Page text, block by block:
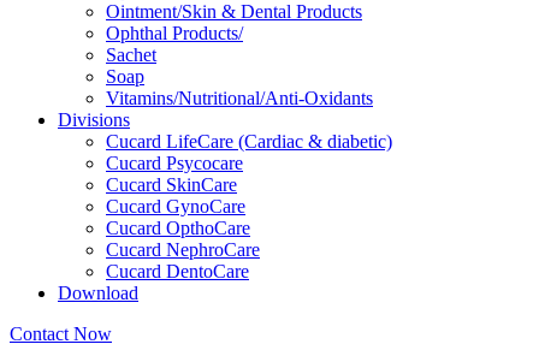
Ointment/Skin & Dental Products
Ophthal Products/
Sachet
Soap
Vitamins/Nutritional/Anti-Oxidants
Divisions
Cucard LifeCare (Cardiac & diabetic)
Cucard Psycocare
Cucard SkinCare
Cucard GynoCare
Cucard OpthoCare
Cucard NephroCare
Cucard DentoCare
Download
Contact Now